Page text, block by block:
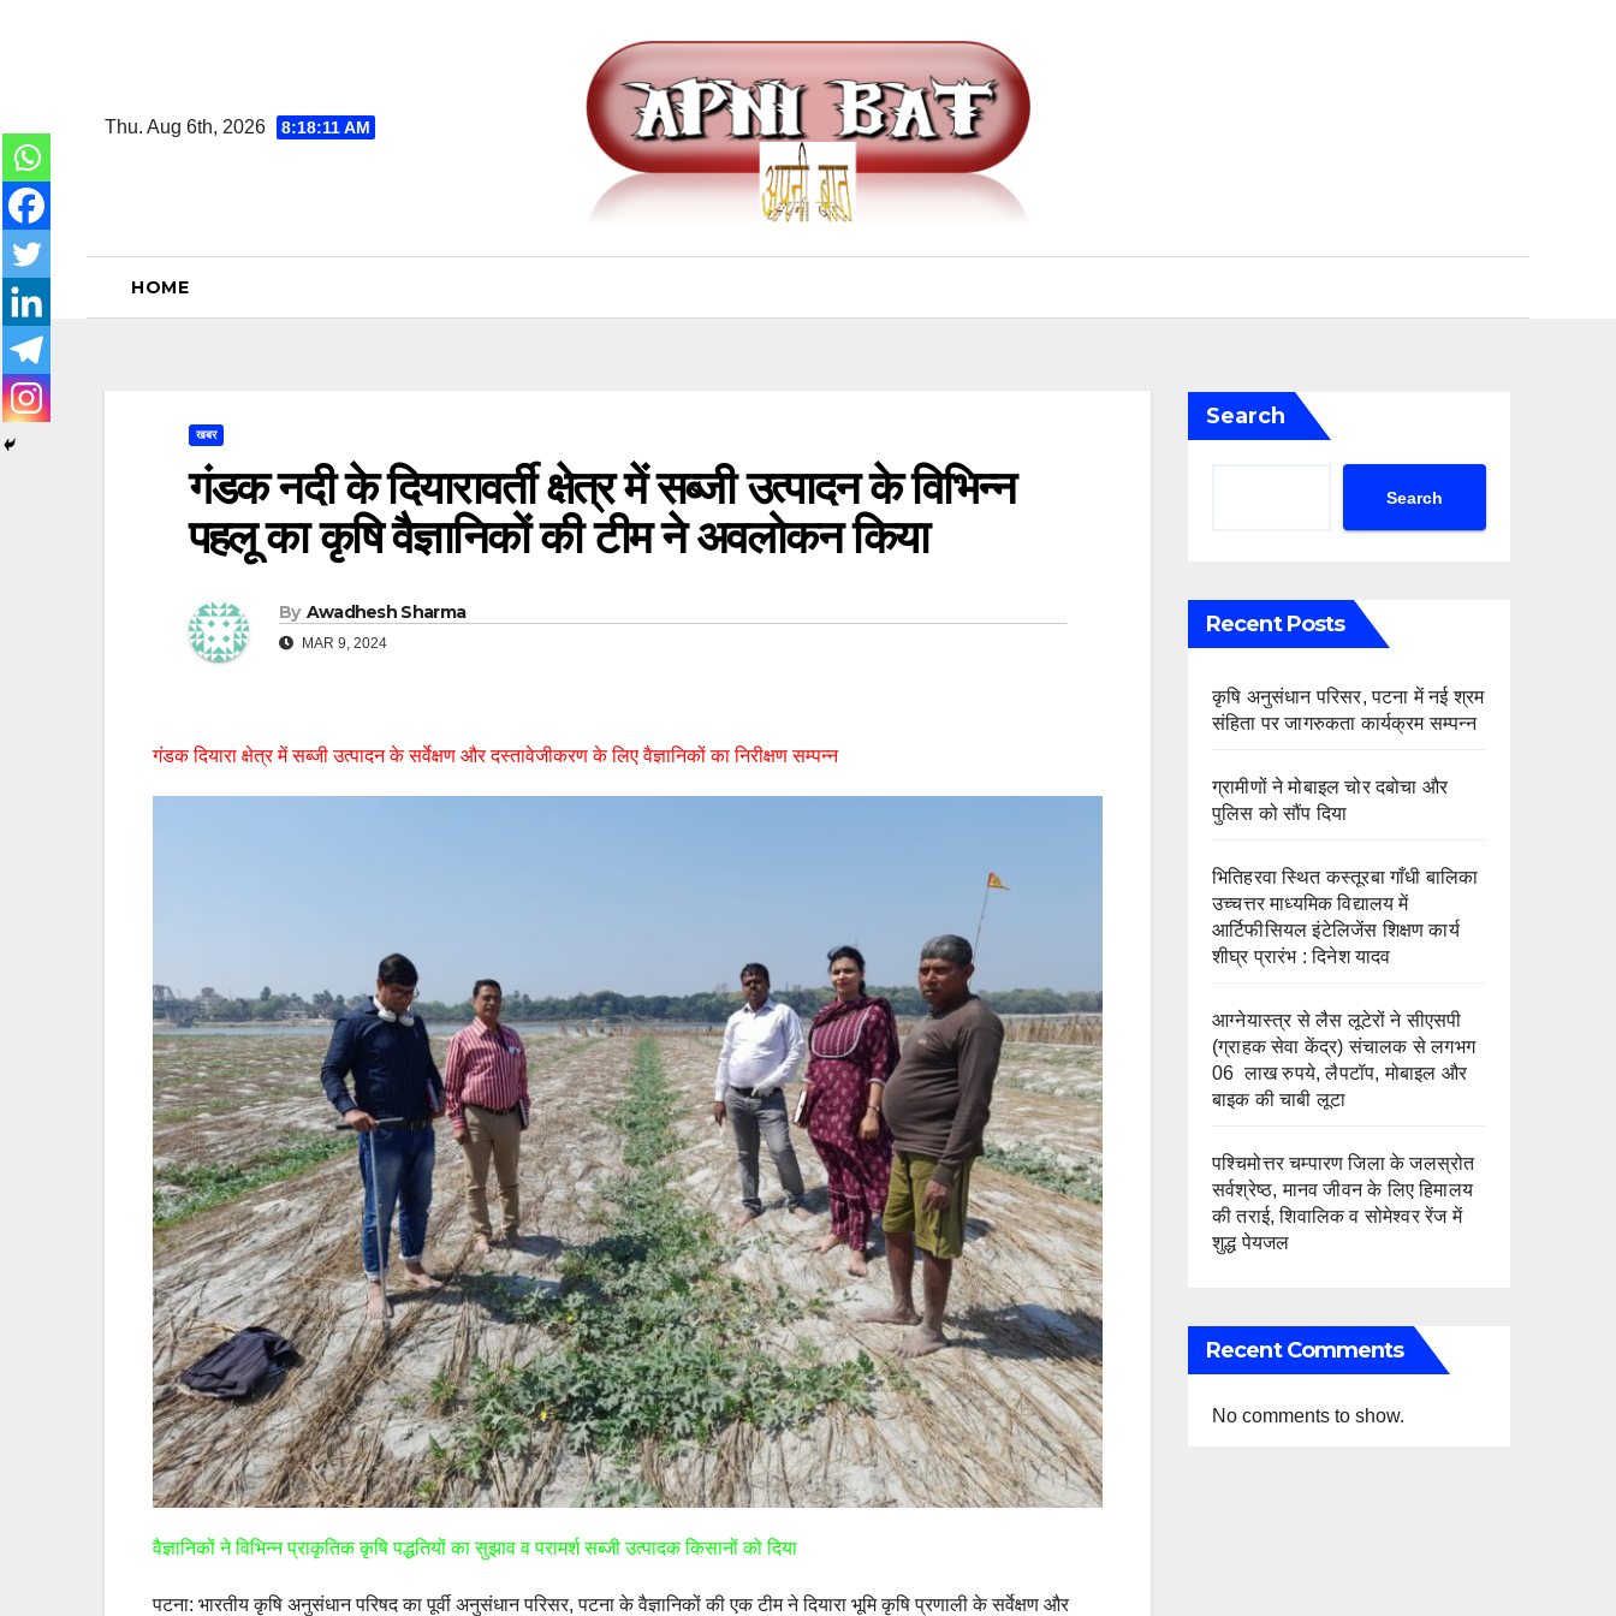
Thu. Aug 6th, 2026
8:18:12 AM
HOME
खबर
गंडक नदी के दियारावर्ती क्षेत्र में सब्जी उत्पादन के विभिन्न
पहलू का कृषि वैज्ञानिकों की टीम ने अवलोकन किया
By Awadhesh Sharma
MAR 9, 2024
गंडक दियारा क्षेत्र में सब्जी उत्पादन के सर्वेक्षण और दस्तावेजीकरण के लिए वैज्ञानिकों का निरीक्षण सम्पन्न
वैज्ञानिकों ने विभिन्न प्राकृतिक कृषि पद्धतियों का सुझाव व परामर्श सब्जी उत्पादक किसानों को दिया
पटना: भारतीय कृषि अनुसंधान परिषद का पूर्वी अनुसंधान परिसर, पटना के वैज्ञानिकों की एक टीम ने दियारा भूमि कृषि प्रणाली के सर्वेक्षण और
Search
Search
Recent Posts
कृषि अनुसंधान परिसर, पटना में नई श्रम
संहिता पर जागरुकता कार्यक्रम सम्पन्न
ग्रामीणों ने मोबाइल चोर दबोचा और
पुलिस को सौंप दिया
भितिहरवा स्थित कस्तूरबा गाँधी बालिका
उच्चत्तर माध्यमिक विद्यालय में
आर्टिफीसियल इंटेलिजेंस शिक्षण कार्य
शीघ्र प्रारंभ : दिनेश यादव
आग्नेयास्त्र से लैस लूटेरों ने सीएसपी
(ग्राहक सेवा केंद्र) संचालक से लगभग
06 लाख रुपये, लैपटॉप, मोबाइल और
बाइक की चाबी लूटा
पश्चिमोत्तर चम्पारण जिला के जलस्रोत
सर्वश्रेष्ठ, मानव जीवन के लिए हिमालय
की तराई, शिवालिक व सोमेश्वर रेंज में
शुद्ध पेयजल
Recent Comments
No comments to show.